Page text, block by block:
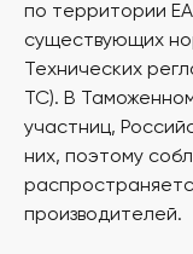
по территории
существующих
Технических
ТС). В
участниц,
них, поэтому
производителей.